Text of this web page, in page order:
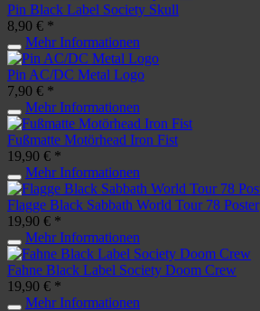
Pin Black Label Society Skull
8,90 € *
Mehr Informationen
Pin AC/DC Metal Logo
7,90 € *
Mehr Informationen
Fußmatte Motörhead Iron Fist
19,90 € *
Mehr Informationen
Flagge Black Sabbath World Tour 78 Poster
19,90 € *
Mehr Informationen
Fahne Black Label Society Doom Crew
19,90 € *
Mehr Informationen